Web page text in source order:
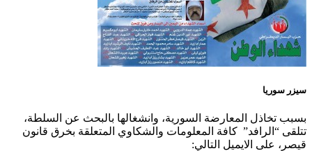
سيزر سوريا
بسبب تخاذل المعارضة السورية، وانشغالها بالبحث عن السلطة،
تتلقى “الرافد” كافة المعلومات والشكاوي المتعلقة بخرق قانون
قيصر، على الايميل التالي: